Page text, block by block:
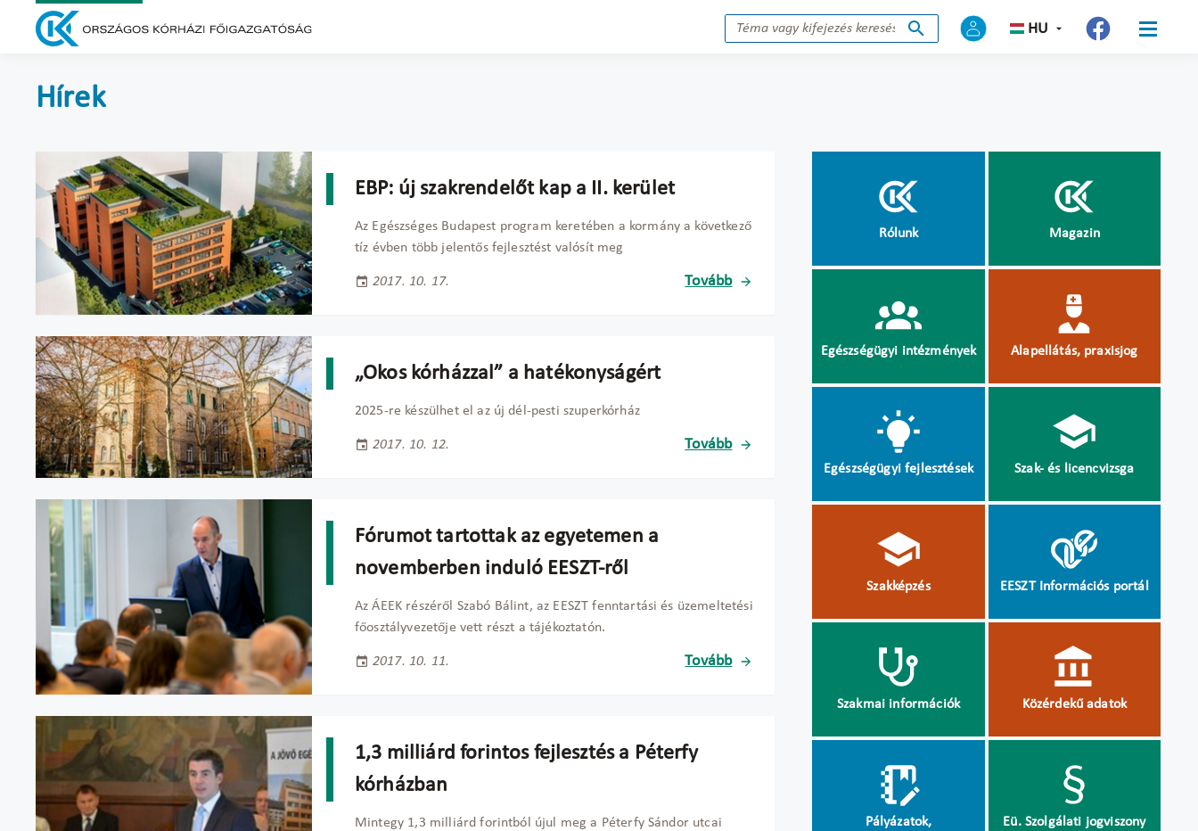
HU
Hírek
EBP: új szakrendelőt kap a II. kerület
Az Egészséges Budapest program keretében a kormány a következő
tíz évben több jelentős fejlesztést valósít meg
2017. 10. 17. Tovább
„Okos kórházzal” a hatékonyságért
2025-re készülhet el az új dél-pesti szuperkórház
2017. 10. 12. Tovább
Fórumot tartottak az egyetemen a
novemberben induló EESZT-ről
Az ÁEEK részéről Szabó Bálint, az EESZT fenntartási és üzemeltetési
főosztályvezetője vett részt a tájékoztatón.
2017. 10. 11. Tovább
1,3 milliárd forintos fejlesztés a Péterfy
kórházban
Mintegy 1,3 milliárd forintból újul meg a Péterfy Sándor utcai
Rólunk Magazin
Egészségügyi intézmények Alapellátás, praxisjog
Egészségügyi fejlesztések Szak- és licencvizsga
Szakképzés EESZT Információs portál
Szakmai információk Közérdekű adatok
Pályázatok,
Eü. Szolgálati jogviszony